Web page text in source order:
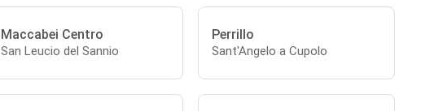
Maccabei Centro
San Leucio del Sannio
Perrillo
Sant'Angelo a Cupolo